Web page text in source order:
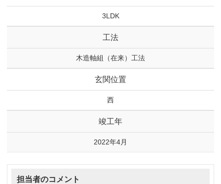
3LDK
工法
木造軸組（在来）工法
玄関位置
西
竣工年
2022年4月
担当者のコメント